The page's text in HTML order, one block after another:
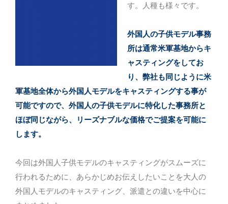
す。人種も様々です。
外国人の子供モデル事務
所は通常米軍基地からキ
ャスティングをしてお
り、弊社も同じように米
軍基地全体から外国人モデルをキャスティングする事が
可能ですので、外国人の子供モデルに特化した事務所と
ほぼ同じながら、リーズナブルな価格でご提案を可能に
します。
今回は外国人子供モデルのキャスティングがスムーズに
行われるために、あらかじめお伝えしたいことを大人の
外国人モデルのキャスティング、派遣との違いを中心に